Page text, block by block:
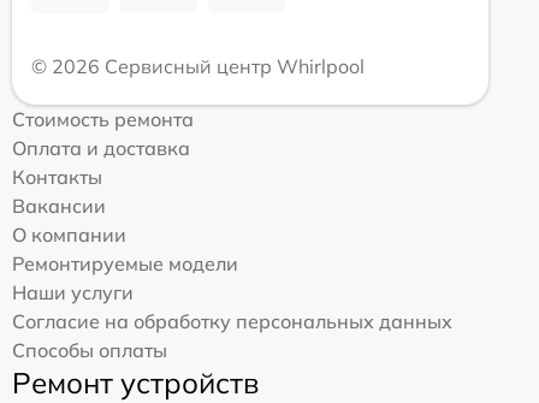
© 2026 Сервисный центр Whirlpool
Стоимость ремонта
Оплата и доставка
Контакты
Вакансии
О компании
Ремонтируемые модели
Наши услуги
Согласие на обработку персональных данных
Способы оплаты
Ремонт устройств